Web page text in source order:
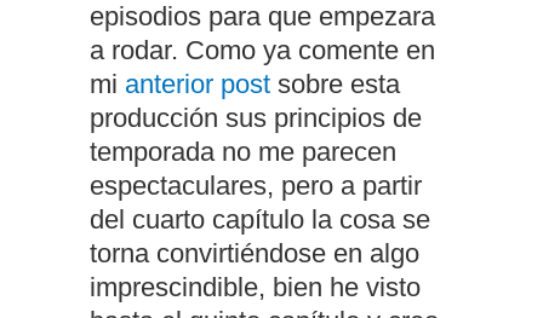
episodios para que empezara
a rodar. Como ya comente en
mi anterior post sobre esta
producción sus principios de
temporada no me parecen
espectaculares, pero a partir
del cuarto capítulo la cosa se
torna convirtiéndose en algo
imprescindible, bien he visto